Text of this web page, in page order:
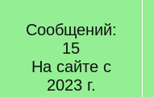
Сообщений:
15
На сайте с
2023 г.